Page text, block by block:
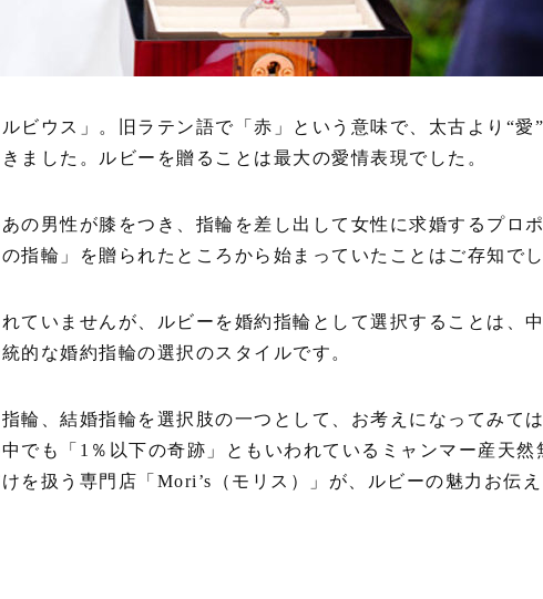
ビウス」。旧ラテン語で「赤」という意味で、太古より“愛
ました。ルビーを贈ることは最大の愛情表現でした。
の男性が膝をつき、指輪を差し出して女性に求婚するプロ
指輪」を贈られたところから始まっていたことはご存知で
ていませんが、ルビーを婚約指輪として選択することは、
的な婚約指輪の選択のスタイルです。
輪、結婚指輪を選択肢の一つとして、お考えになってみて
でも「1％以下の奇跡」ともいわれているミャンマー産天然
を扱う専門店「Mori’s（モリス）」が、ルビーの魅力お伝え